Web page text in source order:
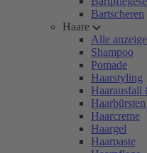
Bartscheren
Haare
Alle
Shampoo
Pomade
Haarstyling
Haarausfall
Haarcreme
Haargel
Haarpaste